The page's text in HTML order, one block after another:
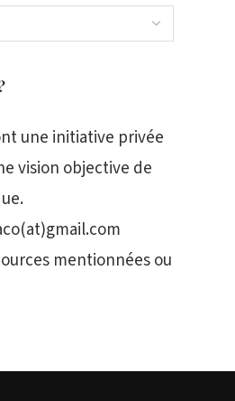
une initiative privée
vision objective de
mentionnées ou